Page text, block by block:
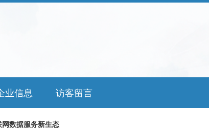
业信息 访客留言
数据服务新生态